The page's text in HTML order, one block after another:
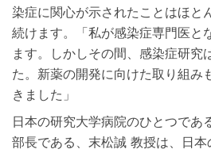
染症に関心が示されたことはほと
続けます。「私が感染症専門医と
ます。しかしその間、感染症研究
た。新薬の開発に向けた取り組み
きました」
日本の研究大学病院のひとつであ
部長である、 末松誠 教授は、日